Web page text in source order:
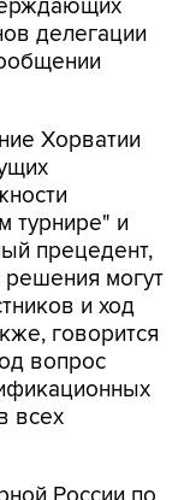
делегации
Хорватии
турнире" и
прецедент,
могут
и ход
говорится
вопрос
всех